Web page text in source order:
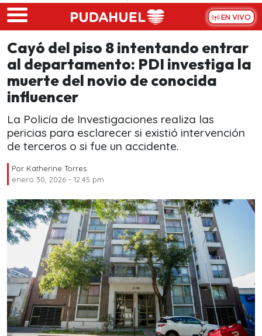
Skip to main content
EN VIVO
Cayó del piso 8 intentando entrar
al departamento: PDI investiga la
muerte del novio de conocida
influencer
La Policía de Investigaciones realiza las
pericias para esclarecer si existió intervención
de terceros o si fue un accidente.
Por Katherine Torres
enero 30, 2026 - 12:45 pm